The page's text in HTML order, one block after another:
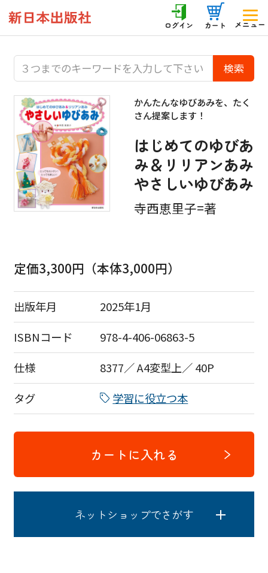
ログイン カート メニュー
かんたんなゆびあみを、たく
さん提案します！
はじめてのゆびあ
み＆リリアンあみ
やさしいゆびあみ
寺西恵里子=著
定価3,300円（本体3,000円）
出版年月
2025年1月
ISBNコード
978-4-406-06863-5
仕様
8377／ A4変型上／ 40P
タグ
学習に役立つ本
カートに入れる
ネットショップでさがす